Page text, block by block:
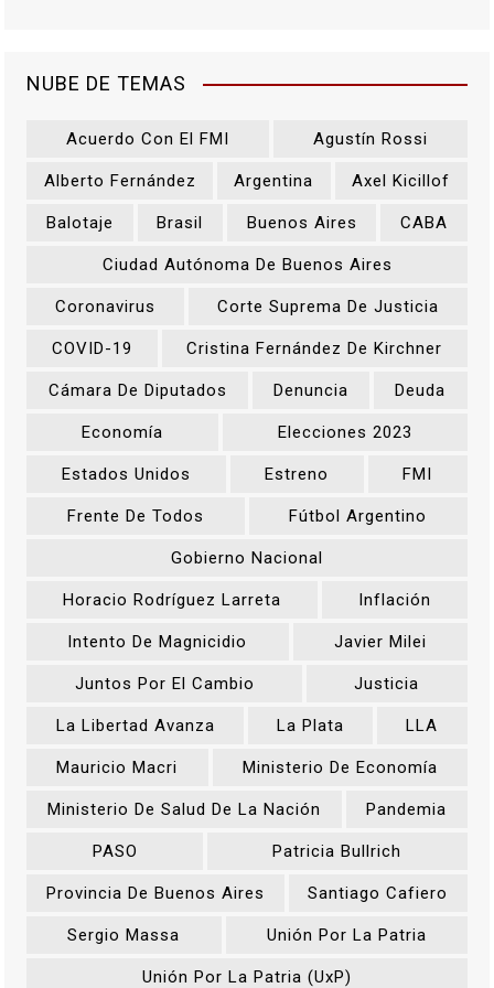
NUBE DE TEMAS
Acuerdo Con El FMI Agustín Rossi
Alberto Fernández Argentina Axel Kicillof
Balotaje Brasil Buenos Aires CABA
Ciudad Autónoma De Buenos Aires
Coronavirus Corte Suprema De Justicia
COVID-19 Cristina Fernández De Kirchner
Cámara De Diputados Denuncia Deuda
Economía Elecciones 2023
Estados Unidos Estreno FMI
Frente De Todos Fútbol Argentino
Gobierno Nacional
Horacio Rodríguez Larreta Inflación
Intento De Magnicidio Javier Milei
Juntos Por El Cambio Justicia
La Libertad Avanza La Plata LLA
Mauricio Macri Ministerio De Economía
Ministerio De Salud De La Nación Pandemia
PASO Patricia Bullrich
Provincia De Buenos Aires Santiago Cafiero
Sergio Massa Unión Por La Patria
Unión Por La Patria (UxP)